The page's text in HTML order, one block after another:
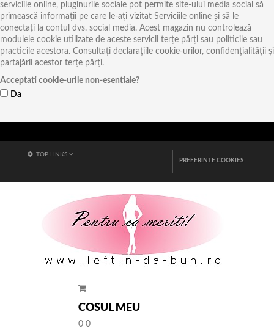
serviciile online, pluginurile sociale pot permite site-ului media social să
primească informații pe care le-ați vizitat Serviciile online și să le
conectați la contul dvs. social media. Acest magazin nu controlează
modulele cookie utilizate de aceste servicii terțe părți sau politicile sau
practicile acestora. Consultați declarațiile cookie-urilor, confidențialității și
partajării acestor terțe părți.
Acceptati cookie-urile non-esentiale?
Da
TOP LINKS
PREFERINTE COOKIES
COSUL MEU
0 0